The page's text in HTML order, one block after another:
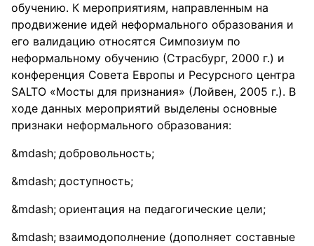
обучению. К мероприятиям, направленным на
продвижение идей неформального образования и
его валидацию относятся Симпозиум по
неформальному обучению (Страсбург, 2000 г.) и
конференция Совета Европы и Ресурсного центра
SALTO «Мосты для признания» (Лойвен, 2005 г.). В
ходе данных мероприятий выделены основные
признаки неформального образования:
добровольность;
доступность;
ориентация на педагогические цели;
взаимодополнение (дополняет составные